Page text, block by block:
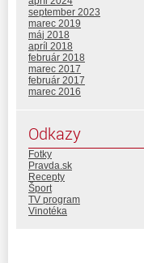
september 2023
marec 2019
máj 2018
apríl 2018
február 2018
marec 2017
február 2017
marec 2016
Odkazy
Fotky
Pravda.sk
Recepty
Šport
TV program
Vinotéka